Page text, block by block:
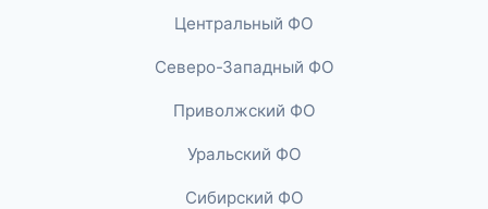
Центральный ФО
Северо-Западный ФО
Приволжский ФО
Уральский ФО
Сибирский ФО